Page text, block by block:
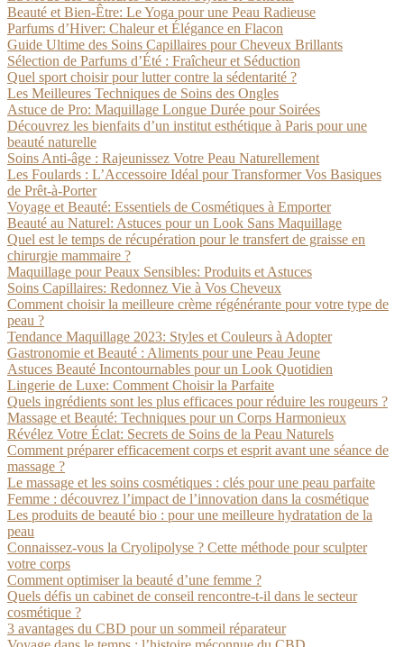
Beauté et Bien-Être: Le Yoga pour une Peau Radieuse
Parfums d’Hiver: Chaleur et Élégance en Flacon
Guide Ultime des Soins Capillaires pour Cheveux Brillants
Sélection de Parfums d’Été : Fraîcheur et Séduction
Quel sport choisir pour lutter contre la sédentarité ?
Les Meilleures Techniques de Soins des Ongles
Astuce de Pro: Maquillage Longue Durée pour Soirées
Découvrez les bienfaits d’un institut esthétique à Paris pour une
beauté naturelle
Soins Anti-âge : Rajeunissez Votre Peau Naturellement
Les Foulards : L’Accessoire Idéal pour Transformer Vos Basiques
de Prêt-à-Porter
Voyage et Beauté: Essentiels de Cosmétiques à Emporter
Beauté au Naturel: Astuces pour un Look Sans Maquillage
Quel est le temps de récupération pour le transfert de graisse en
chirurgie mammaire ?
Maquillage pour Peaux Sensibles: Produits et Astuces
Soins Capillaires: Redonnez Vie à Vos Cheveux
Comment choisir la meilleure crème régénérante pour votre type de
peau ?
Tendance Maquillage 2023: Styles et Couleurs à Adopter
Gastronomie et Beauté : Aliments pour une Peau Jeune
Astuces Beauté Incontournables pour un Look Quotidien
Lingerie de Luxe: Comment Choisir la Parfaite
Quels ingrédients sont les plus efficaces pour réduire les rougeurs ?
Massage et Beauté: Techniques pour un Corps Harmonieux
Révélez Votre Éclat: Secrets de Soins de la Peau Naturels
Comment préparer efficacement corps et esprit avant une séance de
massage ?
Le massage et les soins cosmétiques : clés pour une peau parfaite
Femme : découvrez l’impact de l’innovation dans la cosmétique
Les produits de beauté bio : pour une meilleure hydratation de la
peau
Connaissez-vous la Cryolipolyse ? Cette méthode pour sculpter
votre corps
Comment optimiser la beauté d’une femme ?
Quels défis un cabinet de conseil rencontre-t-il dans le secteur
cosmétique ?
3 avantages du CBD pour un sommeil réparateur